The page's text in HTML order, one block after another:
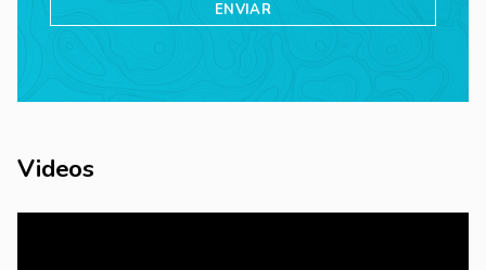
Videos